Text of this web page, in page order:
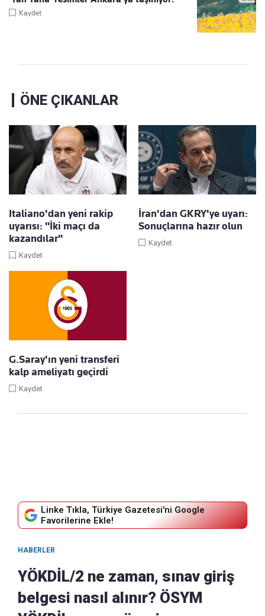
Kaydet
ÖNE ÇIKANLAR
Italiano'dan yeni rakip
uyarısı: "İki maçı da
kazandılar"
Kaydet
İran'dan GKRY'ye uyarı:
Sonuçlarına hazır olun
Kaydet
G.Saray'ın yeni transferi
kalp ameliyatı geçirdi
Kaydet
Linke Tıkla, Türkiye Gazetesi'ni Google
Favorilerine Ekle!
HABERLER
YÖKDİL/2 ne zaman, sınav giriş
belgesi nasıl alınır? ÖSYM